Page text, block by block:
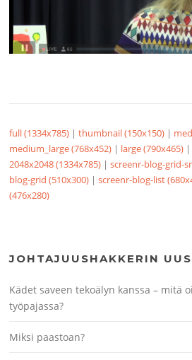
full (1334x785) |thumbnail (150x150) |
medium_large (768x452) | large (790x465) |
2048x2048 (1334x785) |screenr-blog-grid-
blog-grid (510x300) |screenr-blog-list
(476x280)
JOHTAJUUSHAKKERIN
Kädet saveen tekoälyn kanssa – mitä
työpajassa?
Miksi paastoan?